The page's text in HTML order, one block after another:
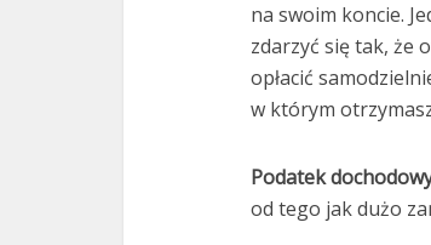
na swoim koncie.
zdarzyć się tak, że
opłacić
w którym
Podatek
od tego jak dużo